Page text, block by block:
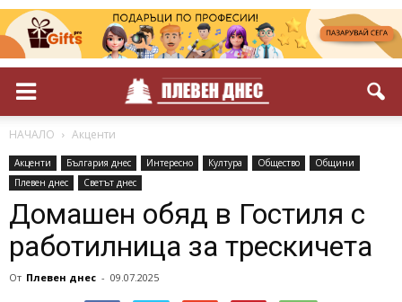
НАЧАЛО Акценти
Акценти България днес Интересно Култура Общество
Общини
Плевен днес
Светът днес
Домашен обяд в Гостиля с
работилница за трескичета
От Плевен днес - 09.07.2025